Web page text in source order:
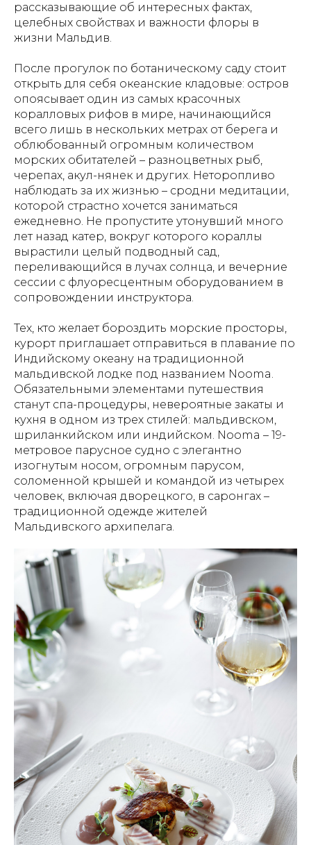
рассказывающие об интересных фактах,
целебных свойствах и важности флоры в
жизни Мальдив.
После прогулок по ботаническому саду стоит
открыть для себя океанские кладовые: остров
опоясывает один из самых красочных
коралловых рифов в мире, начинающийся
всего лишь в нескольких метрах от берега и
облюбованный огромным количеством
морских обитателей – разноцветных рыб,
черепах, акул-нянек и других. Неторопливо
наблюдать за их жизнью – сродни медитации,
которой страстно хочется заниматься
ежедневно. Не пропустите утонувший много
лет назад катер, вокруг которого кораллы
вырастили целый подводный сад,
переливающийся в лучах солнца, и вечерние
сессии с флуоресцентным оборудованием в
сопровождении инструктора.
Тех, кто желает бороздить морские просторы,
курорт приглашает отправиться в плавание по
Индийскому океану на традиционной
мальдивской лодке под названием Nooma.
Обязательными элементами путешествия
станут спа-процедуры, невероятные закаты и
кухня в одном из трех стилей: мальдивском,
шриланкийском или индийском. Nooma – 19-
метровое парусное судно с элегантно
изогнутым носом, огромным парусом,
соломенной крышей и командой из четырех
человек, включая дворецкого, в саронгах –
традиционной одежде жителей
Мальдивского архипелага.